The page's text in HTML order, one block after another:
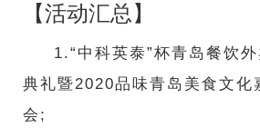
【活动汇总】
1.“中科英泰”杯青岛餐饮
典礼暨2020品味青岛美食文化
会;